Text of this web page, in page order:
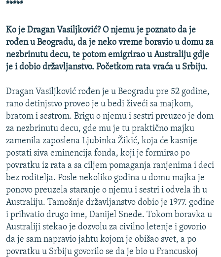
*****
Ko je Dragan Vasiljković? O njemu je poznato da je
rođen u Beogradu, da je neko vreme boravio u domu za
nezbrinutu decu, te potom emigrirao u Australiju gdje
je i dobio državljanstvo. Početkom rata vraća u Srbiju.
Dragan Vasiljković rođen je u Beogradu pre 52 godine,
rano detinjstvo proveo je u bedi živeći sa majkom,
bratom i sestrom. Brigu o njemu i sestri preuzeo je dom
za nezbrinutu decu, gde mu je tu praktično majku
zamenila zaposlena Ljubinka Žikić, koja će kasnije
postati siva eminencija fonda, koji je formirao po
povratku iz rata a sa ciljem pomaganja ranjenima i deci
bez roditelja. Posle nekoliko godina u domu majka je
ponovo preuzela staranje o njemu i sestri i odvela ih u
Australiju. Tamošnje državljanstvo dobio je 1977. godine
i prihvatio drugo ime, Danijel Snede. Tokom boravka u
Australiji stekao je dozvolu za civilno letenje i govorio
da je sam napravio jahtu kojom je obišao svet, a po
povratku u Srbiju govorilo se da je bio u Francuskoj